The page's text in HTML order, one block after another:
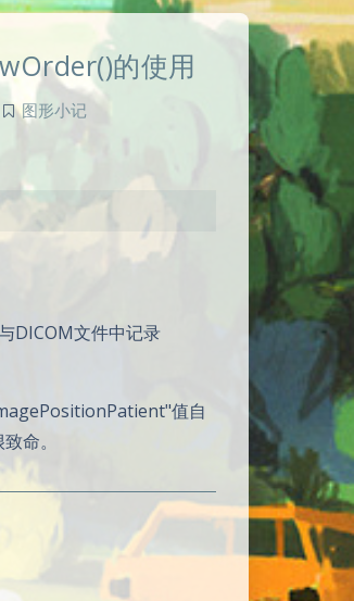
的使用
图形小记
DICOM文件中记录
值自
命。